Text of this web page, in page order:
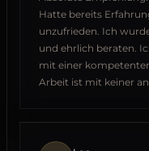
Hatte bereits
unzufrieden. Ich
und ehrlich beraten.
mit einer
Arbeit ist mit keiner